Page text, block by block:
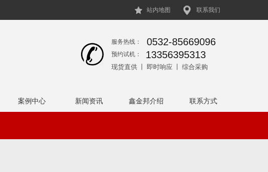
站内地图 联系我们
案例中心 新闻资讯 鑫金邦介绍 联系方式
服务热线： 0532-85669096
预约试机： 13356395313
现货直供 丨 即时响应 丨 综合采购